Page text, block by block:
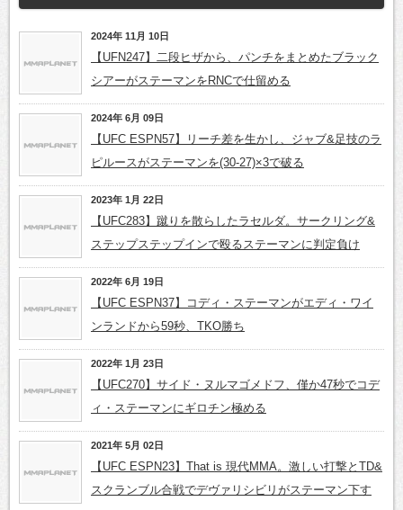
2024年 11月 10日
【UFN247】二段ヒザから、パンチをまとめたブラック
シアーがステーマンをRNCで仕留める
2024年 6月 09日
【UFC ESPN57】リーチ差を生かし、ジャブ&足技のラ
ピルースがステーマンを(30-27)×3で破る
2023年 1月 22日
【UFC283】蹴りを散らしたラセルダ。サークリング&
ステップステップインで殴るステーマンに判定負け
2022年 6月 19日
【UFC ESPN37】コディ・ステーマンがエディ・ワイ
ンランドから59秒、TKO勝ち
2022年 1月 23日
【UFC270】サイド・ヌルマゴメドフ、僅か47秒でコデ
ィ・ステーマンにギロチン極める
2021年 5月 02日
【UFC ESPN23】That is 現代MMA。激しい打撃とTD&
スクランブル合戦でデヴァリシビリがステーマン下す